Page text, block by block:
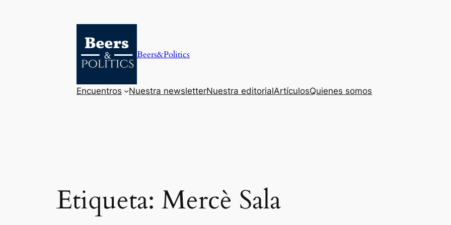
Beers&Politics
Encuentros Nuestra newsletterNuestra editorialArtículosQuienes somos
Etiqueta: Mercè Sala